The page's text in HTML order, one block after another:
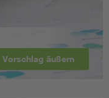
Vorschlag äußern